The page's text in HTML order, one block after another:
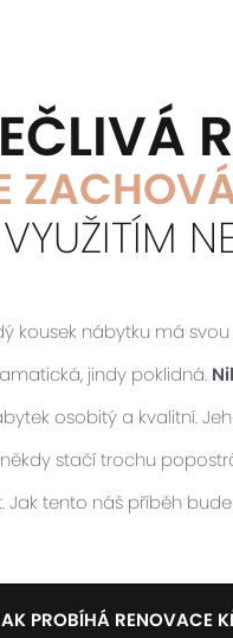
kousek nábytku má
jindy poklidná.
osobitý a kvalitní.
stačí trochu
Jak tento náš příběh
PROBÍHÁ RENOVACE